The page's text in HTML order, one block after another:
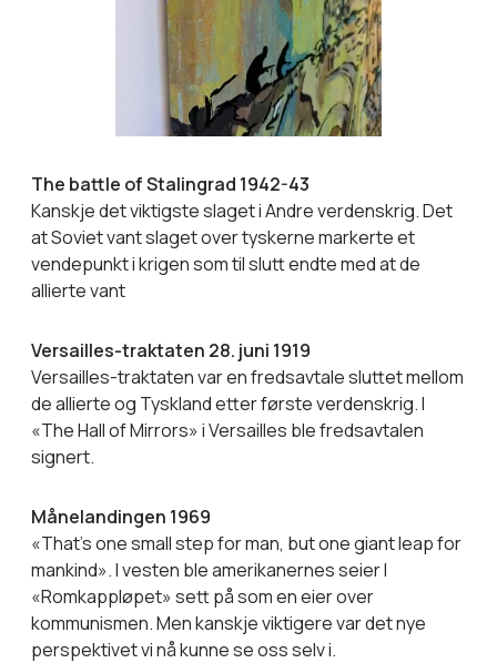
The battle of Stalingrad 1942-43
Kanskje det viktigste slaget i Andre verdenskrig. Det
at Soviet vant slaget over tyskerne markerte et
vendepunkt i krigen som til slutt endte med at de
allierte vant
Versailles-traktaten 28. juni 1919
Versailles-traktaten var en fredsavtale sluttet mellom
de allierte og Tyskland etter første verdenskrig. I
«The Hall of Mirrors» i Versailles ble fredsavtalen
signert.
Månelandingen 1969
«That’s one small step for man, but one giant leap for
mankind». I vesten ble amerikanernes seier I
«Romkappløpet» sett på som en eier over
kommunismen. Men kanskje viktigere var det nye
perspektivet vi nå kunne se oss selv i.